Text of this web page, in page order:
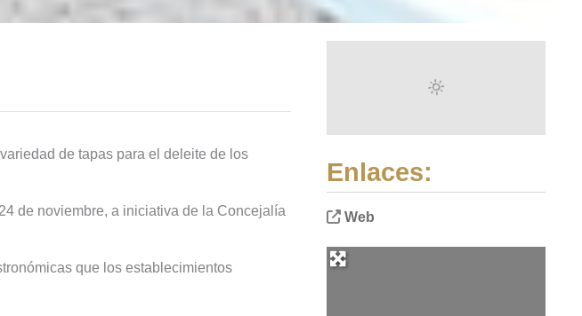
de tapas para el deleite de los
de noviembre, a iniciativa de la Concejalía
que los establecimientos
Enlaces:
Web